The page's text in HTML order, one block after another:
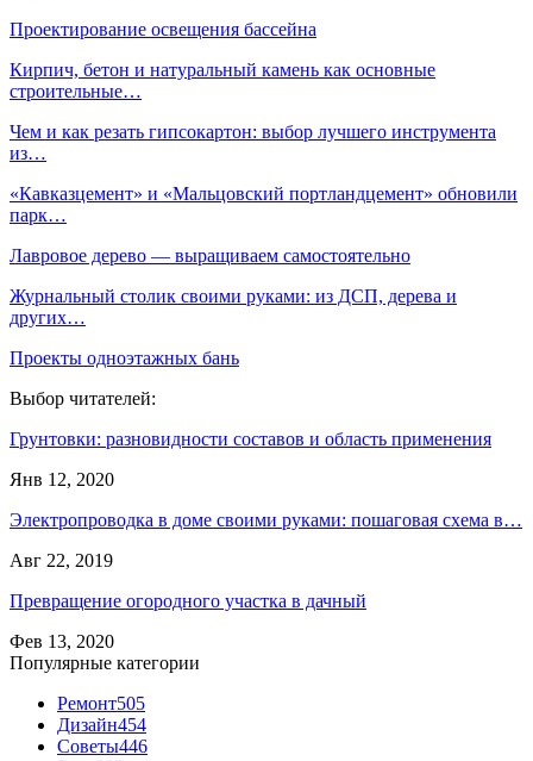
Проектирование освещения бассейна
Кирпич, бетон и натуральный камень как основные
строительные…
Чем и как резать гипсокартон: выбор лучшего инструмента
из…
«Кавказцемент» и «Мальцовский портландцемент» обновили
парк…
Лавровое дерево — выращиваем самостоятельно
Журнальный столик своими руками: из ДСП, дерева и
других…
Проекты одноэтажных бань
Выбор читателей:
Грунтовки: разновидности составов и область применения
Янв 12, 2020
Электропроводка в доме своими руками: пошаговая схема в…
Авг 22, 2019
Превращение огородного участка в дачный
Фев 13, 2020
Популярные категории
Ремонт505
Дизайн454
Советы446